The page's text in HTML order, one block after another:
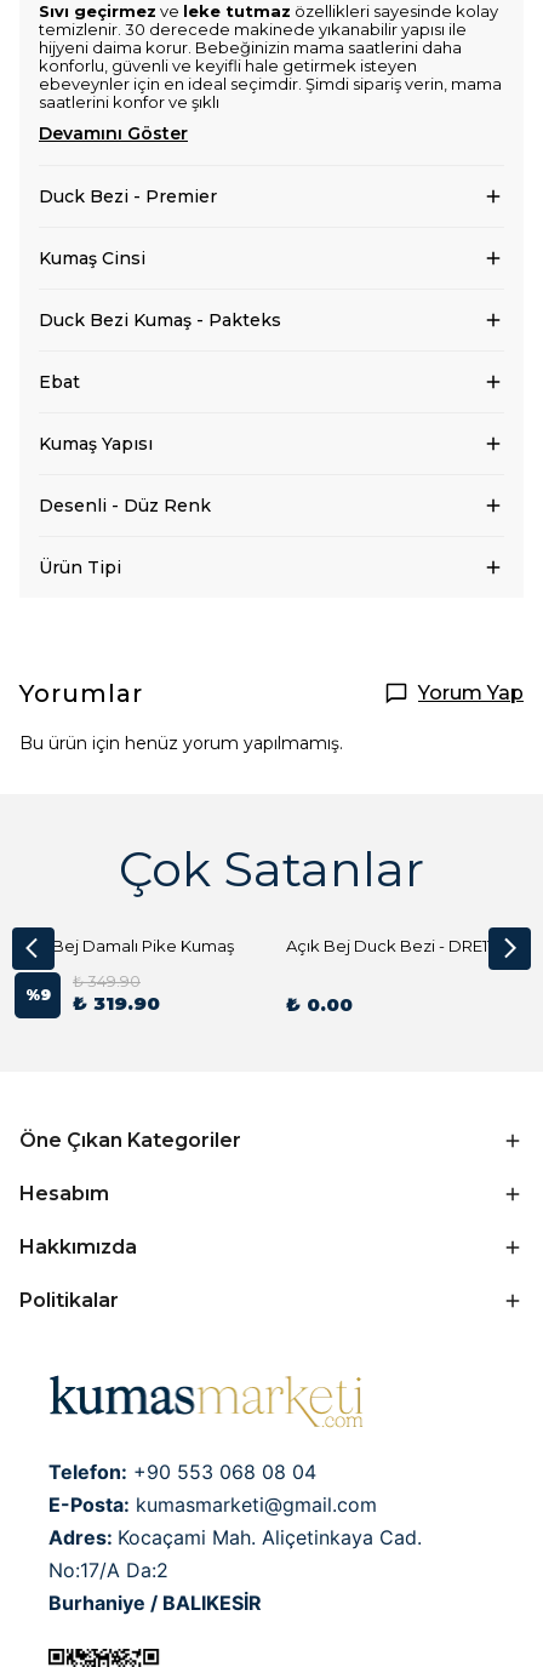
Sıvı geçirmez ve leke tutmaz özellikleri sayesinde kolay
temizlenir. 30 derecede makinede yıkanabilir yapısı ile
hijyeni daima korur. Bebeğinizin mama saatlerini daha
konforlu, güvenli ve keyifli hale getirmek isteyen
ebeveynler için en ideal seçimdir. Şimdi sipariş verin, mama
saatlerini konfor ve şıklı
Devamını Göster
Duck Bezi - Premier
Kumaş Cinsi
Duck Bezi Kumaş - Pakteks
Ebat
Kumaş Yapısı
Desenli - Düz Renk
Ürün Tipi
Yorumlar Yorum Yap
Bu ürün için henüz yorum yapılmamış.
Çok Satanlar
Açık Bej Damalı Pike Kumaş
%9
₺ 349.90
₺ 319.90
Açık Bej Duck Bezi - DRE1144 Kumaş Peçete
₺ 0.00
Öne Çıkan Kategoriler
Hesabım
Hakkımızda
Politikalar
Telefon: +90 553 068 08 04
E-Posta: kumasmarketi@gmail.com
Adres: Kocaçami Mah. Aliçetinkaya Cad.
No:17/A Da:2
Burhaniye / BALIKESİR